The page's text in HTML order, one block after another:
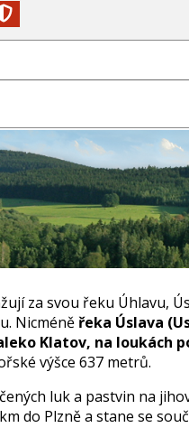
za svou řeku Úhlavu,
Nicméněřeka Úslava
Klatov, na loukách
výšce 637 metrů.
luk a pastvin na
do Plzně a stane se